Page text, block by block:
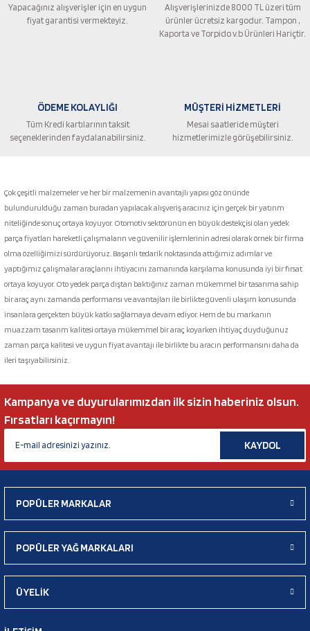
Ürün bilgilerinde hatalar bulunuyor.
Ürün fiyatı diğer sitelerden daha pahalı.
Gönder
Yapacağınız alışverişler için en uygun
fiyat garantisi vermekteyiz.
Alışverişlerinizde 8000 TL üzeri tüm
ürünler ücretsiz kargodur. Tampon ,
Kaporta ve Torpido v.b Ürünleri Hariçtir.
ÖDEME KOLAYLIĞI
Tüm Kredi kartılarının taksit
seçeneklerinden faydalanabilirsiniz.
MÜŞTERİ HİZMETLERİ
Mesai saatleride müşteri
hizmetlerimizle görüşebilirsiniz.
Çok çeşitli malzemeler ve her bir malzemenin avantajlı yapısı göz önünde
bulundurulduğu zaman buradan yapılacak alışveriş aracınız için gerçek bir yatırım
niteliğinde sonuç ortaya koyuyor. Otomotiv sektörünün en büyük destekçisi olan yedek
parça fiyatları hareketli çalışmaların ve güvenilir işlemlerinin adresi olarak örnek bir firma
olma özelliğimizi sürdürüyoruz. Başarılı tedarik noktasında attığımız adımlar ve
yaptığımız çalışmalar araçlarını ihtiyacını zamanında karşılama konusunda iyi bir fırsat
ortaya koyuyor. Oto yedek parça dıştan baktığınız zaman mükemmel bir tasarıma sahip
bir araç aynı zamanda performansı ve avantajları ile birlikte güvenli ulaşım konusunda
insanlara gerçekten büyük katkı sağlamaya devam ediyor. Hem de bu markanın
muazzam tasarım kalitesi ortaya mükemmel bir araç koyarken ihtiyaç duyduğunuz
zaman parça kalitesi ve uygun fiyat avantajı ile birlikte bu aracın performansını daha da
ileri taşıyabilirsiniz.
Kampanya ve duyurularımızdan ilk sizin haberiniz olsun.
Fırsatları kaçırmayın!
KAYDOL
POPÜLER MARKALAR
POPÜLER YAĞ MARKALARI
ÜYELİK